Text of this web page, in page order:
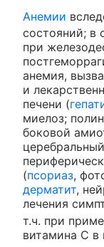
Анемии
состояний; в
при
анемия,
и
печени (
миелоз;
боковой
(псориаз,
дерматит,
лечения
т.ч. при
витамина C в